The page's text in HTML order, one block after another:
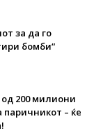
за да го
бомби“
200 милиони
паричникот – ќе